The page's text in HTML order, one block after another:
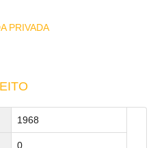
PRIVADA
1968
0